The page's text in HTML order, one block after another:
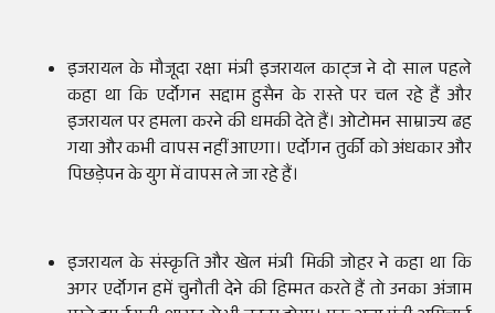
इजरायल के मौजूदा रक्षा मंत्री इजरायल काट्ज ने दो साल पहले
कहा था कि एर्दोगन सद्दाम हुसैन के रास्ते पर चल रहे हैं और
इजरायल पर हमला करने की धमकी देते हैं। ओटोमन साम्राज्य ढह
गया और कभी वापस नहीं आएगा। एर्दोगन तुर्की को अंधकार और
पिछड़ेपन के युग में वापस ले जा रहे हैं।
इजरायल के संस्कृति और खेल मंत्री मिकी जोहर ने कहा था कि
अगर एर्दोगन हमें चुनौती देने की हिम्मत करते हैं तो उनका अंजाम